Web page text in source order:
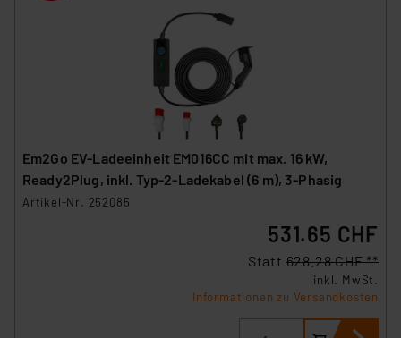
Em2Go EV-Ladeeinheit EM016CC mit max. 16 kW,
Ready2Plug, inkl. Typ-2-Ladekabel (6 m), 3-Phasig
Artikel-Nr. 252085
531.65 CHF
Statt628.28 CHF **
inkl. MwSt.
Informationen zu Versandkosten